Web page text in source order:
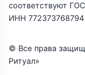
© Все права
Ритуал»
соответствуют
ИНН